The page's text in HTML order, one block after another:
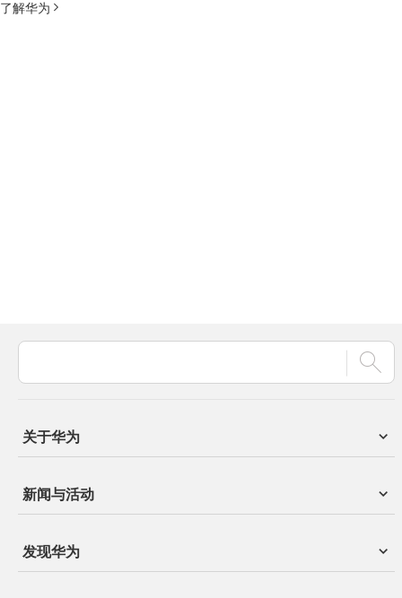
了解华为
关于华为
新闻与活动
发现华为